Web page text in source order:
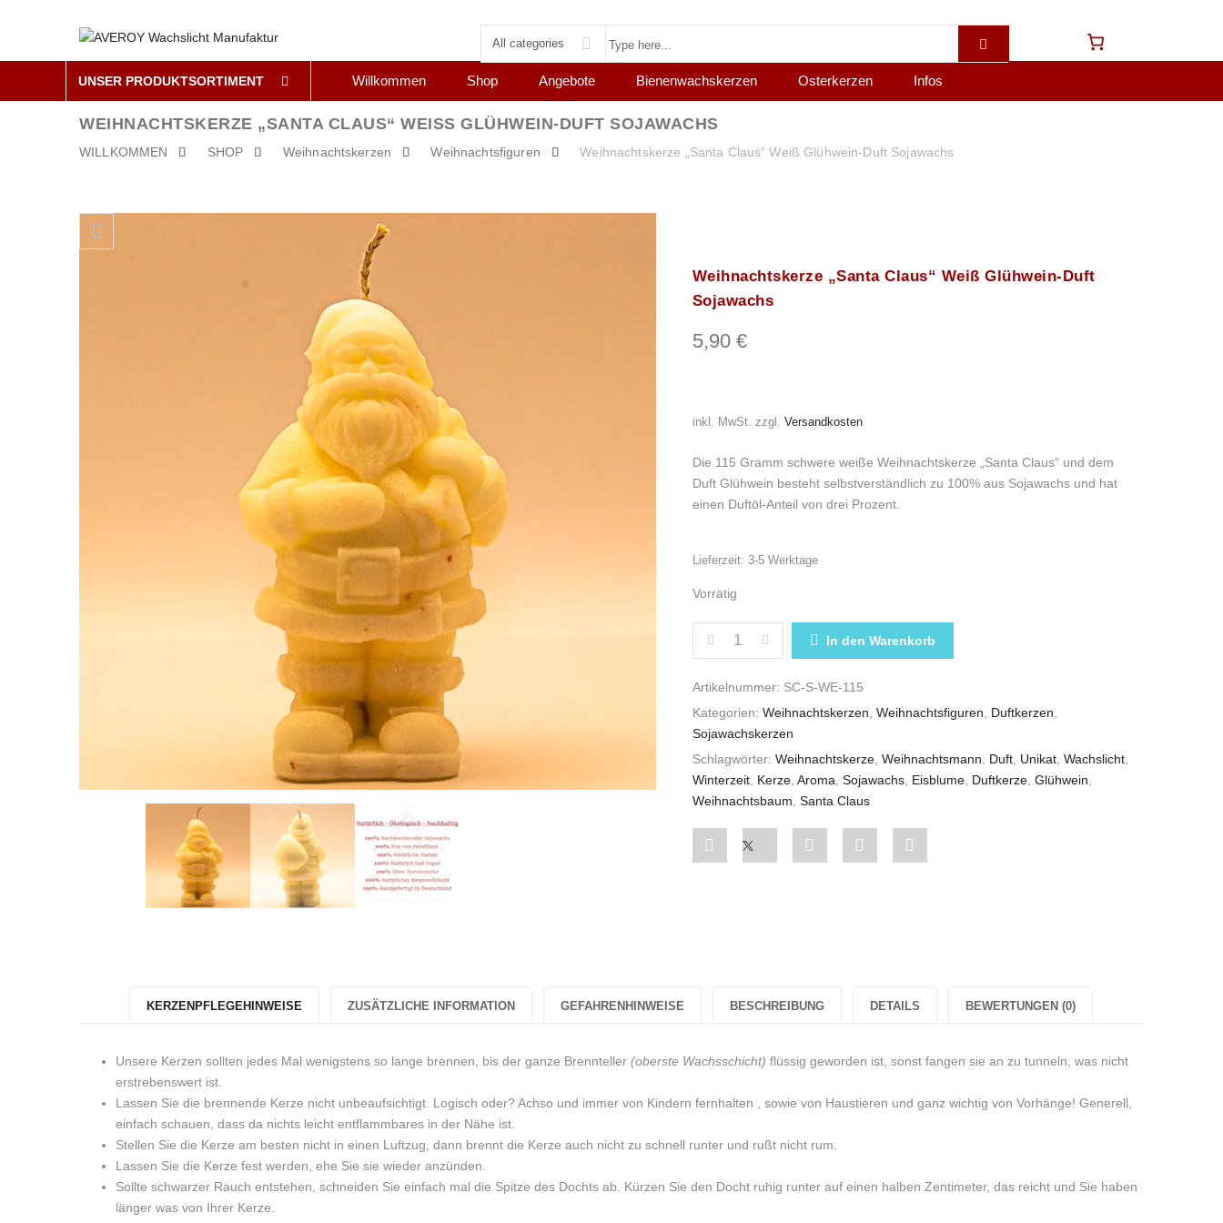
All categories
UNSER PRODUKTSORTIMENT Willkommen Shop Angebote Bienenwachskerzen Osterkerzen Infos
WEIHNACHTSKERZE „SANTA CLAUS“ WEISS GLÜHWEIN-DUFT SOJAWACHS
WILLKOMMEN SHOP Weihnachtskerzen Weihnachtsfiguren Weihnachtskerze „Santa Claus“ Weiß Glühwein-Duft Sojawachs
Skip to content
Weihnachtskerze „Santa Claus“ Weiß Glühwein-Duft
Sojawachs
5,90 €
inkl. MwSt. zzgl. Versandkosten
Die 115 Gramm schwere weiße Weihnachtskerze „Santa Claus“ und dem
Duft Glühwein besteht selbstverständlich zu 100% aus Sojawachs und hat
einen Duftöl-Anteil von drei Prozent.
Lieferzeit: 3-5 Werktage
Vorrätig
WEIHNACHTSKERZE „SANTA CLAUS“ WEISS GLÜHWEIN-DUFT
In den Warenkorb
Artikelnummer: SC-S-WE-115
Kategorien: Weihnachtskerzen, Weihnachtsfiguren, Duftkerzen,
Sojawachskerzen
Schlagwörter: Weihnachtskerze, Weihnachtsmann, Duft, Unikat, Wachslicht,
Winterzeit, Kerze, Aroma, Sojawachs, Eisblume, Duftkerze, Glühwein,
Weihnachtsbaum, Santa Claus
Share
Duft
Glühwein-
Twitter
Share
Plus
Pin
Duft
Share
Duft
KERZENPFLEGEHINWEISE ZUSÄTZLICHE INFORMATION GEFAHRENHINWEISE BESCHREIBUNG DETAILS BEWERTUNGEN (0)
Unsere Kerzen sollten jedes Mal wenigstens so lange brennen, bis der ganze Brennteller (oberste Wachsschicht) flüssig geworden ist, sonst fangen sie an zu tunneln, was nicht
erstrebenswert ist.
Lassen Sie die brennende Kerze nicht unbeaufsichtigt. Logisch oder? Achso und immer von Kindern fernhalten , sowie von Haustieren und ganz wichtig von Vorhänge! Generell,
einfach schauen, dass da nichts leicht entflammbares in der Nähe ist.
Stellen Sie die Kerze am besten nicht in einen Luftzug, dann brennt die Kerze auch nicht zu schnell runter und rußt nicht rum.
Lassen Sie die Kerze fest werden, ehe Sie sie wieder anzünden.
Sollte schwarzer Rauch entstehen, schneiden Sie einfach mal die Spitze des Dochts ab. Kürzen Sie den Docht ruhig runter auf einen halben Zentimeter, das reicht und Sie haben
länger was von Ihrer Kerze.